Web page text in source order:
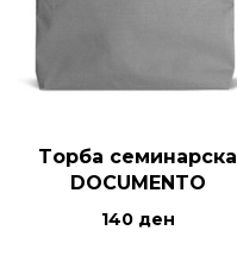
Tорба семинарска
DOCUMENTO
140 ден